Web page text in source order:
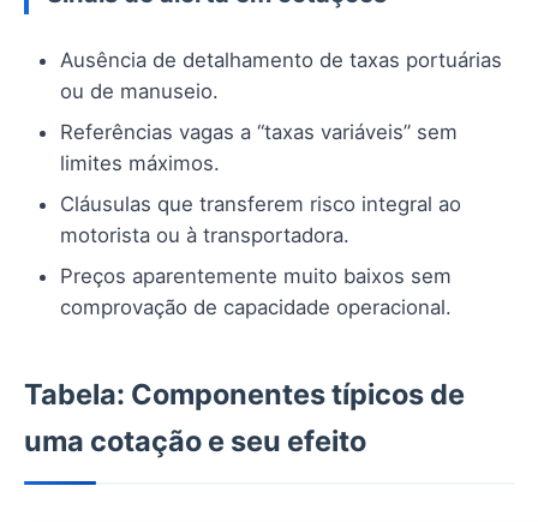
Ausência de detalhamento de taxas portuárias
ou de manuseio.
Referências vagas a “taxas variáveis” sem
limites máximos.
Cláusulas que transferem risco integral ao
motorista ou à transportadora.
Preços aparentemente muito baixos sem
comprovação de capacidade operacional.
Tabela: Componentes típicos de
uma cotação e seu efeito